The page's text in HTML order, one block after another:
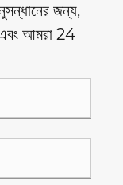
জন্য,
আমরা 24